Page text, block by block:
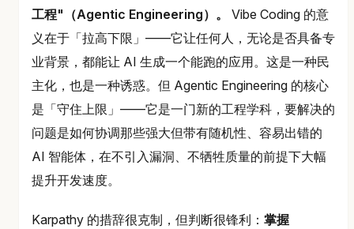
工程"（Agentic Engineering）。
Vibe Coding 的意
义在于「拉高下限」——它让任何人，无论是否具备专
业背景，都能让 AI 生成一个能跑的应用。这是一种民
主化，也是一种诱惑。但 Agentic Engineering 的核心
是「守住上限」——它是一门新的工程学科，要解决的
问题是如何协调那些强大但带有随机性、容易出错的
AI 智能体，在不引入漏洞、不牺牲质量的前提下大幅
提升开发速度。
Karpathy 的措辞很克制，但判断很锋利： 掌握